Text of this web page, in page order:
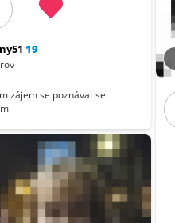
19
zájem se poznávat se